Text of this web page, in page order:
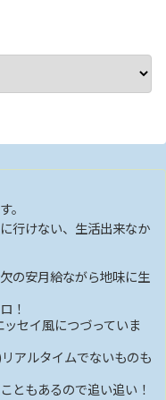
。
行けない、生活出来なか
の安月給ながら地味に生
！
セイ風につづっていま
アルタイムでないものも
ともあるので追い追い！